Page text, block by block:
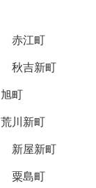
赤江町
秋吉新町
旭町
荒川新町
新屋新町
粟島町